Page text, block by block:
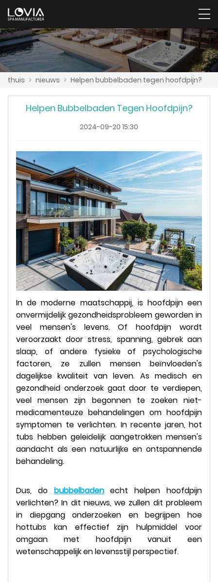
thuis > nieuws > Helpen bubbelbaden tegen hoofdpijn?
Helpen Bubbelbaden Tegen Hoofdpijn?
2024-09-20 15:30
In de moderne maatschappij, is hoofdpijn een
onvermijdelijk gezondheidsprobleem geworden in
veel mensen's levens. Of hoofdpijn wordt
veroorzaakt door stress, spanning, gebrek aan
slaap, of andere fysieke of psychologische
factoren, ze zullen mensen beïnvloeden's
dagelijkse kwaliteit van leven. As medisch en
gezondheid onderzoek gaat door te verdiepen,
veel mensen zijn begonnen te zoeken niet-
medicamenteuze behandelingen om hoofdpijn
symptomen te verlichten. In recente jaren, hot
tubs hebben geleidelijk aangetrokken mensen's
aandacht als een natuurlijke en ontspannende
behandeling.
Dus, do bubbelbadenecht helpen hoofdpijn
verlichten? In dit nieuws, we zullen dit probleem
in diepgang onderzoeken en begrijpen hoe
hottubs kan effectief zijn hulpmiddel voor
omgaan met hoofdpijn vanuit een
wetenschappelijk en levensstijl perspectief.